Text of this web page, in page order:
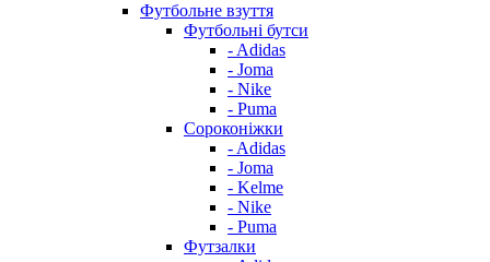
Футбольне взуття
Футбольні бутси
- Adidas
- Joma
- Nike
- Puma
Сороконіжки
- Adidas
- Joma
- Kelme
- Nike
- Puma
Футзалки